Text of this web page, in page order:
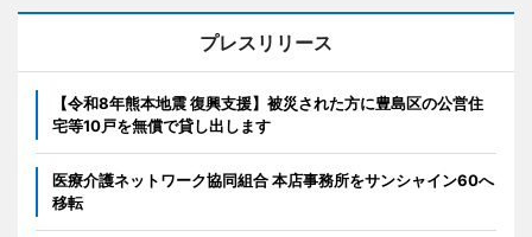
プレスリリース
【令和8年熊本地震 復興支援】被災された方に豊島区の公営住
宅等10戸を無償で貸し出します
医療介護ネットワーク協同組合 本店事務所をサンシャイン60へ
移転